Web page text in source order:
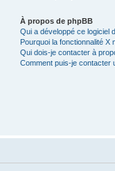
À propos de phpBB
Qui a développé ce logiciel
Pourquoi la fonctionnalité X
Qui dois-je contacter à
Comment puis-je contacter